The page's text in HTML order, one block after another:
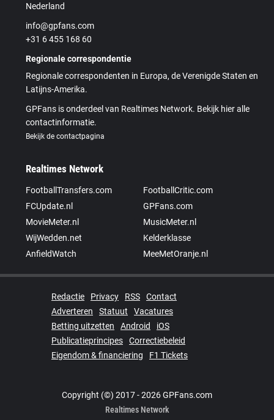
Nederland
info@gpfans.com
+31 6 455 168 60
Regionale correspondentie
Regionale correspondenten in Europa, de Verenigde Staten en
Latijns-Amerika.
GPFans is onderdeel van Realtimes Network. Bekijk hier alle
contactinformatie.
Bekijk de contactpagina
Realtimes Network
FootballTransfers.com
FootballCritic.com
FCUpdate.nl
GPFans.com
MovieMeter.nl
MusicMeter.nl
WijWedden.net
Kelderklasse
AnfieldWatch
MeeMetOranje.nl
Redactie Privacy RSS
Contact
Adverteren
Statuut
Vacatures
Betting uitzetten
Android
iOS
Publicatieprincipes
Correctiebeleid
Eigendom & financiering
F1 Tickets
Copyright (©) 2017 - 2026 GPFans.com
Realtimes Network